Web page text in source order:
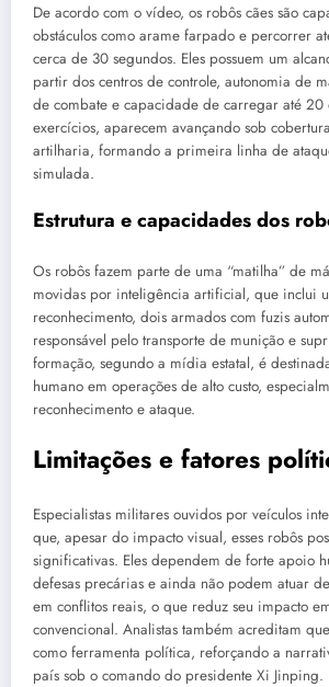
De acordo com o vídeo, os robôs cães são
obstáculos como arame farpado e percorrer
cerca de 30 segundos. Eles possuem um
partir dos centros de controle, autonomia de
de combate e capacidade de carregar até 20
exercícios, aparecem avançando sob
artilharia, formando a primeira linha de
simulada.
Estrutura e capacidades dos
Os robôs fazem parte de uma “matilha” de
movidas por inteligência artificial, que inclui
reconhecimento, dois armados com fuzis
responsável pelo transporte de munição e
formação, segundo a mídia estatal, é
humano em operações de alto custo,
reconhecimento e ataque.
Limitações e fatores
Especialistas militares ouvidos por veículos
que, apesar do impacto visual, esses robôs
significativas. Eles dependem de forte apoio
defesas precárias e ainda não podem atuar
em conflitos reais, o que reduz seu impacto
convencional. Analistas também acreditam
como ferramenta política, reforçando a
país sob o comando do presidente Xi Jinping.